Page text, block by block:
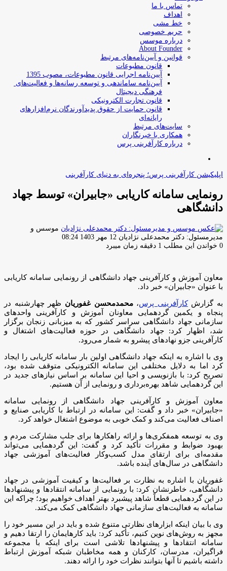
تماس با ما
اهداف
خط مشی
حریم خصوصی
درباره موسس
About Founder
قوانین و آیین‌نامه‌های مرتبط
‌قانون مطبوعات
آیین‌نامه اجرایی قانون مطبوعات، مصوب 1395
آیین‌نامه سامان­دهی و توسعه رسانه­‌ها و فعالیت‌­های
فرهنگی دیجیتال
قانون تجارت الکترونیکی
قانون حمایت از حقوق پدیدآورندگان نرم‌افزارهای
رایانه‌ای
سایت‌های مرتبط
همکاری با خبرنگاران
درباره کارآفرینی پرس
اپلیکیشن کارآفرینی پرس؛ پنجره‌ای به دنیای کارآفرینی
رونمایی سامانه کاریابی «جابیران» توسط جهاد
دانشگاهی
موسس و
مدیرمسئول: دکتر محمدعلی نژادیان ارسال
ایمیل
12 مهر 1403 08:24
0 خواندن این مطلب 1 دقیقه زمان میبرد
معاون آموزش و کارآفرینی جهاد دانشگاهی از رونمایی سامانه کاریابی
با عنوان «جابیران» خبر داد.
به گزارشکارآفرینی پرس،محمدمحسن غفوریان ظهر چهارشنبه در
پنجاه و یکمین گردهمایی معاونان آموزش و کارآفرینی واحدهای
سازمانی جهاد دانشگاهی سراسر کشور که به میزبانی زنجان برگزار
شد، اظهار کرد: جهاد دانشگاهی در حوزه فعالیت‌های اشتغال و
کارآفرینی جزو نهادهای پیشرو به شمار می‌رود.
وی با اشاره به اینکه جهاد دانشگاهی اولین بار سامانه کاریابی را ایجاد
کرد اما به دلایل مختلفی این سامانه الکترونیکی متوقف شده بود،
تصریح کرد: با بازنویسی و احیا این سامانه بر اساس نیازهای جدید در
این گردهمایی شاهد بهره‌برداری و رونمایی از آن هستیم.
معاون آموزش و کارآفرینی جهاد دانشگاهی از رونمایی سامانه
«جابیران» خبر داد و گفت: این سامانه در ارتباط با کاریابی صنایع و
اصناف فعالیت می‌کند و کمک خوبی به موضوع اشتغال خواهد کرد.
وی به توسعه همفکری‌ها و ارائه راهکارها برای جلب مشارکت مردم و
بهبود ضوابط و مقررات تأکید کرد و گفت: این گردهمایی می‌تواند
مقدمه‌ای برای ارتقای مدل کسب‌وکار فعالیت‌های آموزشی جهاد
دانشگاهی در سال‌های آینده باشد.
غفوریان با اشاره به نظارت بر فعالیت‌ها و کیفیت آموزشی در جهاد
دانشگاهی، خاطرنشان کرد: با رونمایی از سامانه انتقادها و پیشنهادها
در این گردهمایی قطعاً شاهد پیشبرد بهتر اهداف خواهیم بود؛ چراکه این
سامانه به فعالیت‌های سازمانی جهاد دانشگاهی کمک می‌کند.
وی با بیان اینکه ابزارهای نظارتی متنوع شده و باید در این مسیر خود را
مجهز به روش‌های نوین کنیم، تأکید کرد: باید کارهایمان را ارتقا دهیم و
سامانه انتقادها و پیشنهادها تلاشی است برای اینکه با مجموعه
فراگیران، مدرسان، کارکنان و همه مخاطبان شبکه آموزش ارتباط
داشته باشیم تا آنها بتوانند نظرات خود را ارائه دهند.